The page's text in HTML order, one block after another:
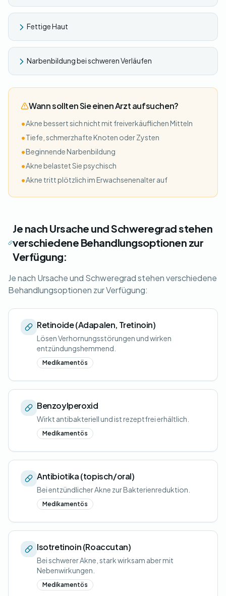
Fettige Haut
Narbenbildung bei schweren Verläufen
Wann sollten Sie einen Arzt aufsuchen?
•Akne bessert sich nicht mit freiverkäuflichen Mitteln
•Tiefe, schmerzhafte Knoten oder Zysten
•Beginnende Narbenbildung
•Akne belastet Sie psychisch
•Akne tritt plötzlich im Erwachsenenalter auf
Je nach Ursache und Schweregrad stehen
verschiedene Behandlungsoptionen zur
Verfügung:
Je nach Ursache und Schweregrad stehen verschiedene
Behandlungsoptionen zur Verfügung:
Retinoide (Adapalen, Tretinoin)
Lösen Verhornungsstörungen und wirken
entzündungshemmend.
Medikamentös
Benzoylperoxid
Wirkt antibakteriell und ist rezeptfrei erhältlich.
Medikamentös
Antibiotika (topisch/oral)
Bei entzündlicher Akne zur Bakterienreduktion.
Medikamentös
Isotretinoin (Roaccutan)
Bei schwerer Akne, stark wirksam aber mit
Nebenwirkungen.
Medikamentös